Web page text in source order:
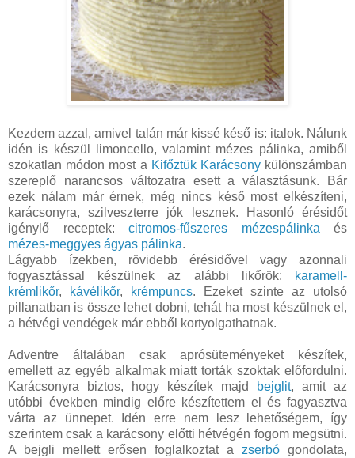
Kezdem azzal, amivel talán már kissé késő is: italok. Nálunk
idén is készül limoncello, valamint mézes pálinka, amiből
szokatlan módon most a Kifőztük Karácsonykülönszámban
szereplő narancsos változatra esett a választásunk. Bár
ezek nálam már érnek, még nincs késő most elkészíteni,
karácsonyra, szilveszterre jók lesznek. Hasonló érésidőt
igénylő receptek: citromos-fűszeres mézespálinka és
mézes-meggyes ágyas pálinka.
Lágyabb ízekben, rövidebb érésidővel vagy azonnali
fogyasztással készülnek az alábbi likőrök:
karamell-
krémlikőr, kávélikőr, krémpuncs. Ezeket szinte az utolsó
pillanatban is össze lehet dobni, tehát ha most készülnek el,
a hétvégi vendégek már ebből kortyolgathatnak.
Adventre általában csak aprósüteményeket készítek,
emellett az egyéb alkalmak miatt torták szoktak előfordulni.
Karácsonyra biztos, hogy készítek majd
bejglit, amit az
utóbbi években mindig előre készítettem el és fagyasztva
várta az ünnepet. Idén erre nem lesz lehetőségem, így
szerintem csak a karácsony előtti hétvégén fogom megsütni.
A bejgli mellett erősen foglalkoztat a zserbó gondolata,